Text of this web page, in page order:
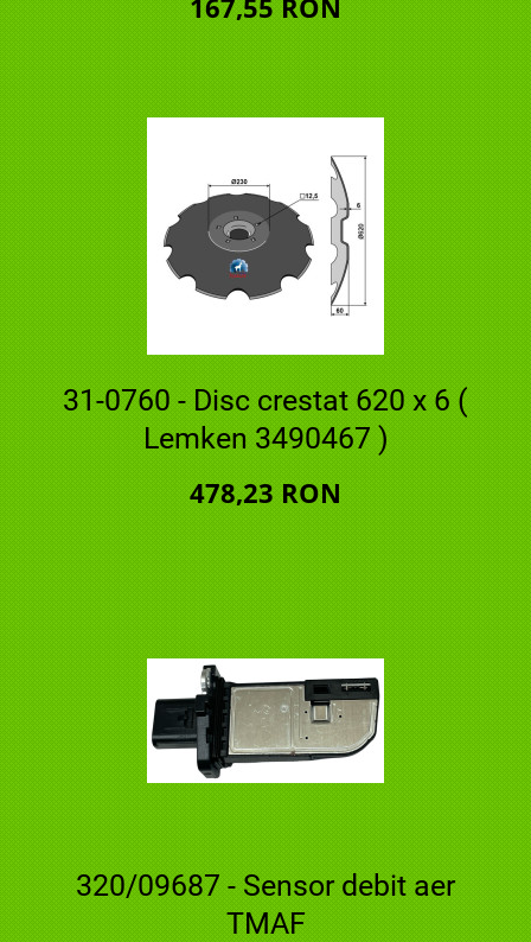
167,55 RON
31-0760 - Disc crestat 620 x 6 (
Lemken 3490467 )
478,23 RON
320/09687 - Sensor debit aer
TMAF